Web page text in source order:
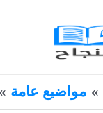
مواضيع عامة